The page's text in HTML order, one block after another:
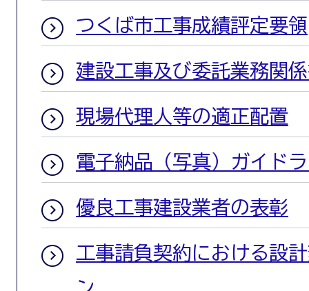
つくば市工事成績評定要領
建設工事及び委託業務関
現場代理人等の適正配置
電子納品（写真）ガイド
優良工事建設業者の表彰
工事請負契約における設
ン